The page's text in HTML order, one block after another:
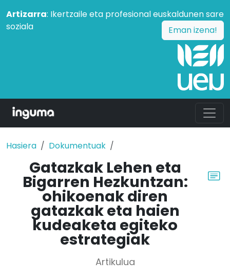
Artizarra: Ikertzaile eta profesional euskaldunen sare
soziala
Eman izena!
Hasiera Dokumentuak
Gatazkak Lehen eta
Bigarren Hezkuntzan:
ohikoenak diren
gatazkak eta haien
kudeaketa egiteko
estrategiak
Artikulua